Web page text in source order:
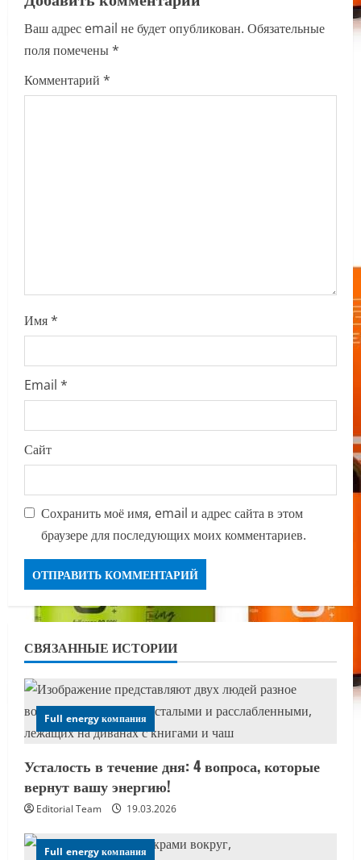
v
i
g
Ваш адрес email не будет опубликован. Обязательные
поля помечены*
Комментарий *
Имя*
Email *
Сайт
Сохранить моё имя, email и адрес сайта в этом
браузере для последующих моих комментариев.
СВЯЗАННЫЕ ИСТОРИИ
Full energy компания
Усталость в течение дня: 4 вопроса, которые
вернут вашу энергию!
Editorial Team 19.03.2026
Full energy компания